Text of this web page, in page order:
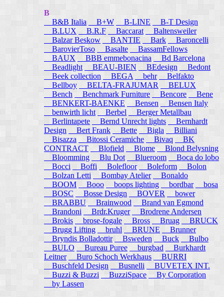
B
B&B Italia
B+W B-LINE
B-T Design
B.LUX
B.R.F Baccarat
Baltensweiler
Balzar Beskow
BANTIE Bark
Baroncelli
BarovierToso
Basalte
BassamFellows
BAUX
BBB emmebonacina
Bd Barcelona
Beadlight
BEAU-BIEN BEdesign
Bedont
Beek collection
BEGA behr
Belfakto
Bellboy
BELTA-FRAJUMAR
BELUX
Bench
Benchmark Furniture Bencore
Bene
BENKERT-BAENKE
Bensen
Bensen Italy
benwirth licht
Berbel
Berger Metallbau
Berlintapete
Bernd Unrecht lights
Bernhardt
Design
Bert Frank Bette Bigla
Billiani
Bisazza
Bitossi Ceramiche Bivaq
BK
CONTRACT
Blofield Blome Blond Belysning
Bloomming
Blu Dot Blueroom
Boca do lobo
Bocci
Boffi Bolefloor Boleform
Bolon
Bolzan Letti
Bombay Atelier
Bonaldo
BOOM
Booo boops lighting bordbar
bosa
BOSC
Bosse Design BOVER
bower
BRABBU
Brainwood
Brand van Egmond
Brandoni
Brdr.Kruger
Brodrene Andersen
Brokis
brose-fogale Bross Bruag
BRUCK
Brugg Lifting
bruhl BRUNE
Brunner
Bryndis Bolladottir
Bsweden Buck
Bulbo
BULO
Bureau Puree burgbad
Burkhardt
Leitner
Buro Schoch Werkhaus
BURRI
Buschfeld Design
Busnelli
BUVETEX INT.
Buzzi & Buzzi
BuzziSpace By Corporation
by Lassen